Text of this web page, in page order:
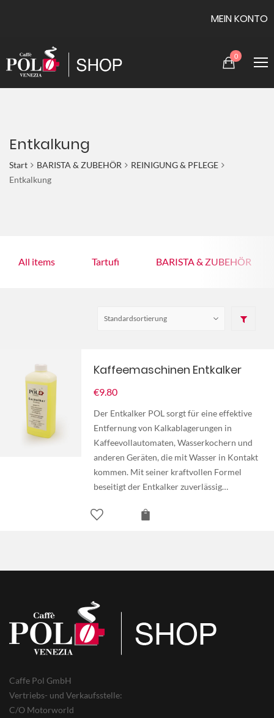
MEIN KONTO
0
Entkalkung
Start BARISTA & ZUBEHÖR
REINIGUNG & PFLEGE
Entkalkung
All items Tartufi BARISTA & ZUBEHÖR
Kaffeemaschinen Entkalker
€9.80
Der Entkalker POL sorgt für eine effektive
Entfernung von Kalkablagerungen in
Kaffeevollautomaten, Wasserkochern und
anderen Geräten, die mit Wasser in Kontakt
kommen. Mit seiner kraftvollen Formel
beseitigt der Entkalker zuverlässig…
Caffe Pol GmbH
Vertriebs- und Verkaufsstelle:
C/O Motorworld